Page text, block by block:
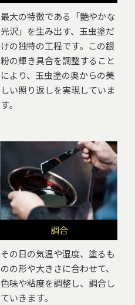
最大の特徴である「艶やかな
光沢」を生み出す、玉虫塗だ
けの独特の工程です。この銀
粉の輝き具合を調整すること
により、玉虫塗の奥からの美
しい照り返しを実現していま
す。
調合
その日の気温や湿度、塗るも
のの形や大きさに合わせて、
色味や粘度を調整し、調合し
ていきます。